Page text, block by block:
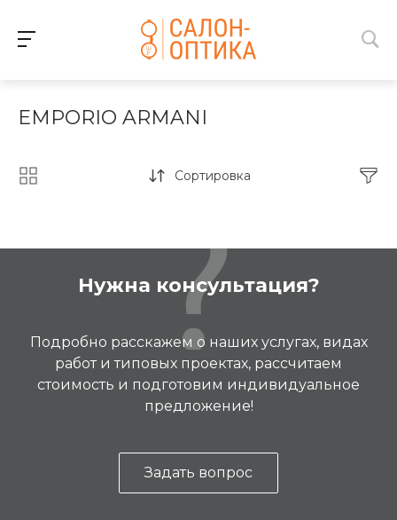
EMPORIO ARMANI
Сортировка
Нужна консультация?
Подробно расскажем о наших услугах, видах
работ и типовых проектах, рассчитаем
стоимость и подготовим индивидуальное
предложение!
Задать вопрос